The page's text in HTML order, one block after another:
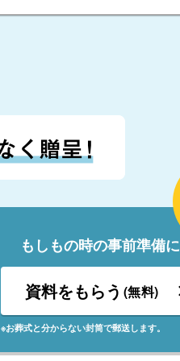
もしもの時の事前準備に
資料をもらう (無料)
※お葬式と分からない封筒で郵送します。